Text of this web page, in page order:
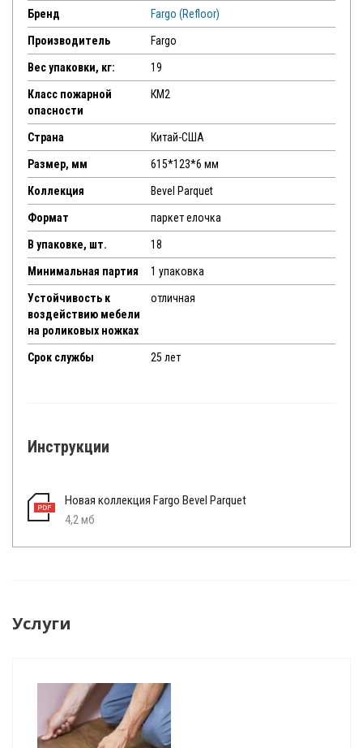
Бренд Fargo (Refloor)
Производитель Fargo
Вес упаковки, кг: 19
Класс пожарной
опасности
КМ2
Страна Китай-США
Размер, мм 615*123*6 мм
Коллекция Bevel Parquet
Формат паркет елочка
В упаковке, шт. 18
Минимальная партия 1 упаковка
Устойчивость к
воздействию мебели
на роликовых ножках
отличная
Срок службы 25 лет
Инструкции
Новая коллекция Fargo Bevel Parquet
4,2 мб
Услуги